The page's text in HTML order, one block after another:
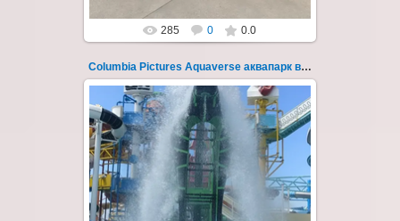
285 0 0.0
Columbia Pictures Aquaverse аквапарк в Паттайе 263
23.10.2022
Columbia Pictures Aquaverse - новый
тематический аквапарк в Паттайе.
Открыт в октябре 2022 после
модернизации и смены...
Thai-Online